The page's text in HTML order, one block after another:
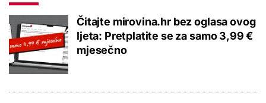
Čitajte mirovina.hr bez oglasa ovog
ljeta: Pretplatite se za samo 3,99 €
mjesečno